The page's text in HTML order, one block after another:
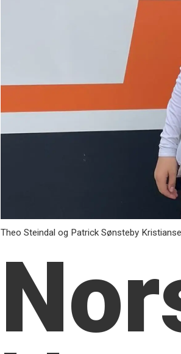
Theo Steindal og Patrick Sønsteby